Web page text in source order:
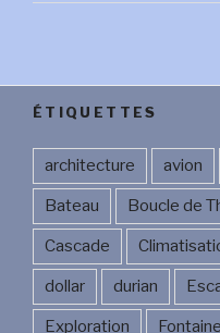
ÉTIQUETTES
architecture avion
Bateau Boucle de
Cascade
dollar durian
Exploration